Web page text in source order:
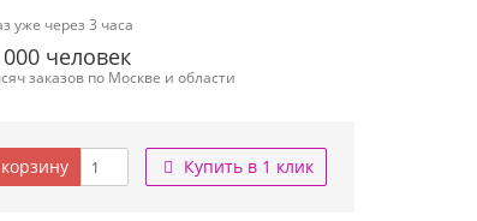
уже через 3 часа
человек
заказов по Москве и области
Купить в 1 клик